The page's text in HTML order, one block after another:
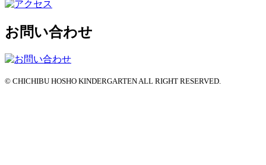
お問い合わせ
© CHICHIBU HOSHO KINDERGARTEN ALL RIGHT RESERVED.